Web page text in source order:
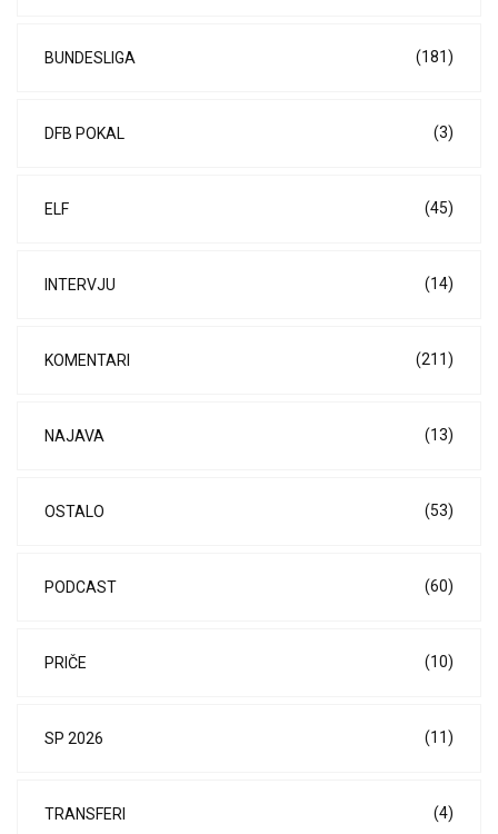
BUNDESLIGA (181)
DFB POKAL (3)
ELF (45)
INTERVJU (14)
KOMENTARI (211)
NAJAVA (13)
OSTALO (53)
PODCAST (60)
PRIČE (10)
SP 2026 (11)
TRANSFERI (4)